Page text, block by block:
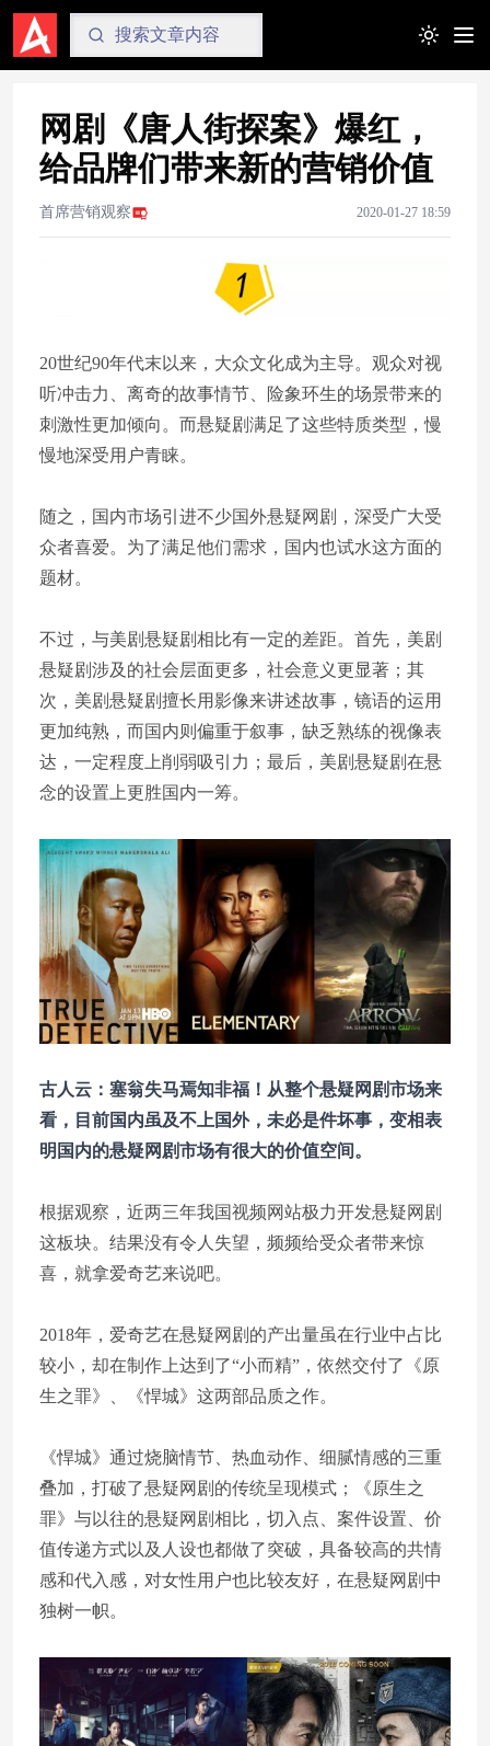
Toggle
网剧《唐人街探案》爆红，
给品牌们带来新的营销价值
首席营销观察 2020-01-27 18:59
20世纪90年代末以来，大众文化成为主导。观众对视
听冲击力、离奇的故事情节、险象环生的场景带来的
刺激性更加倾向。而悬疑剧满足了这些特质类型，慢
慢地深受用户青睐。
随之，国内市场引进不少国外悬疑网剧，深受广大受
众者喜爱。为了满足他们需求，国内也试水这方面的
题材。
不过，与美剧悬疑剧相比有一定的差距。首先，美剧
悬疑剧涉及的社会层面更多，社会意义更显著；其
次，美剧悬疑剧擅长用影像来讲述故事，镜语的运用
更加纯熟，而国内则偏重于叙事，缺乏熟练的视像表
达，一定程度上削弱吸引力；最后，美剧悬疑剧在悬
念的设置上更胜国内一筹。
古人云：塞翁失马焉知非福！从整个悬疑网剧市场来
看，目前国内虽及不上国外，未必是件坏事，变相表
明国内的悬疑网剧市场有很大的价值空间。
根据观察，近两三年我国视频网站极力开发悬疑网剧
这板块。结果没有令人失望，频频给受众者带来惊
喜，就拿爱奇艺来说吧。
2018年，爱奇艺在悬疑网剧的产出量虽在行业中占比
较小，却在制作上达到了“小而精”，依然交付了《原
生之罪》、《悍城》这两部品质之作。
《悍城》通过烧脑情节、热血动作、细腻情感的三重
叠加，打破了悬疑网剧的传统呈现模式；《原生之
罪》与以往的悬疑网剧相比，切入点、案件设置、价
值传递方式以及人设也都做了突破，具备较高的共情
感和代入感，对女性用户也比较友好，在悬疑网剧中
独树一帜。